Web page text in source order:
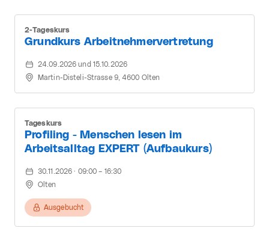
Grundkurs Arbeitnehmervertretung
2-Tageskurs
24.09.2026 und 15.10.2026
Martin-Disteli-Strasse 9, 4600 Olten
Profiling - Menschen lesen im
Arbeitsalltag EXPERT (Aufbaukurs)
Tageskurs
30.11.2026 · 09:00 – 16:30
Olten
Ausgebucht